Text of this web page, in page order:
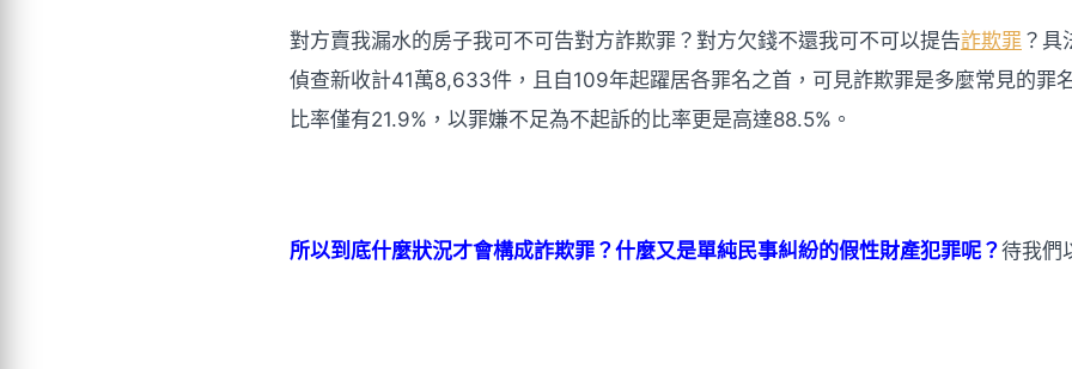
對方賣我漏水的房子我可不可告對方詐欺罪？對方欠錢不還我可不可以提告詐欺罪 ？具
偵查新收計41萬8,633件，且自109年起躍居各罪名之首，可見詐欺罪是多麼常見的罪
比率僅有21.9%，以罪嫌不足為不起訴的比率更是高達88.5%。
所以到底什麼狀況才會構成詐欺罪？什麼又是單純民事糾紛的假性財產犯罪呢？待我們